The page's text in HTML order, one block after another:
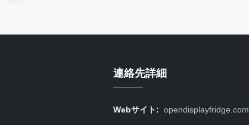
連絡先詳細
Webサイト: opendisplayfridge.com